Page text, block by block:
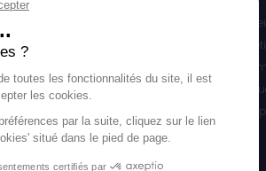
Bons